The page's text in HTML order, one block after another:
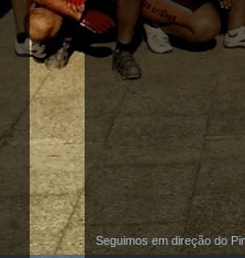
Seguimos em direção do